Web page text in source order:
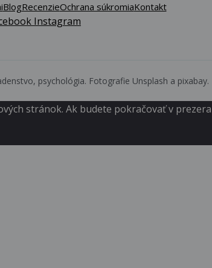
BlogRecenzieOchrana súkromiaKontakt
Instagram
psychológia. Fotografie Unsplash a pixabay.
stránok. Ak budete pokračovať v